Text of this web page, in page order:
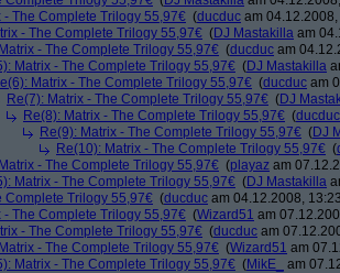
- The Complete Trilogy 55,97€ (ducduc am
- The Complete Trilogy 55,97€ (DJ Mastakilla am
- The Complete Trilogy 55,97€ (ducduc am
Matrix - The Complete Trilogy 55,97€ (DJ Mastakilla
Matrix - The Complete Trilogy 55,97€ (ducduc am
Re(7): Matrix - The Complete Trilogy 55,97€ (DJ
Re(8): Matrix - The Complete Trilogy 55,97€ (ducduc
Re(9): Matrix - The Complete Trilogy 55,97€ (DJ
Re(10): Matrix - The Complete Trilogy 55,97€ (
- The Complete Trilogy 55,97€ (playaz am
Matrix - The Complete Trilogy 55,97€ (DJ Mastakilla
Complete Trilogy 55,97€ (ducduc am 04.12.2008,
- The Complete Trilogy 55,97€ (Wizard51 am
- The Complete Trilogy 55,97€ (ducduc am
- The Complete Trilogy 55,97€ (Wizard51 am
Matrix - The Complete Trilogy 55,97€ (MikE_
am